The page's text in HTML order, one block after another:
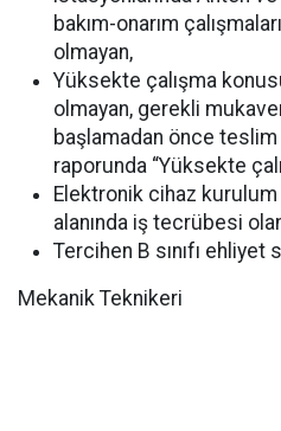
bakım-onarım
olmayan,
Yüksekte çalışma
olmayan, gerekli
başlamadan önce
raporunda “Yüksekte
Elektronik cihaz kurulum
alanında iş tecrübesi
Tercihen B sınıfı ehliyet
Mekanik Teknikeri